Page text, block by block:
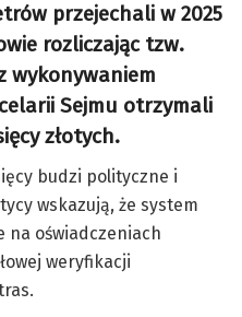
przejechali w 2025
rozliczając tzw.
wykonywaniem
Sejmu otrzymali
złotych.
budzi polityczne i
wskazują, że system
na oświadczeniach
weryfikacji